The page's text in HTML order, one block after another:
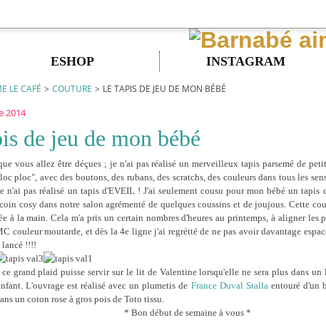
ESHOP INSTAGRAM
LE CAFÉ > COUTURE > LE TAPIS DE JEU DE MON BÉBÉ
2014
de jeu de mon bébé
vous allez être déçues ; je n'ai pas réalisé un merveilleux tapis parsemé de
ploc", avec des boutons, des rubans, des scratchs, des couleurs dans tous les
n'ai pas réalisé un tapis d'EVEIL ! J'ai seulement cousu pour mon bébé un
cosy dans notre salon agrémenté de quelques coussins et de joujous. Cette
à la main. Cela m'a pris un certain nombres d'heures au printemps, à aligner les
couleur moutarde, et dès la 4e ligne j'ai regrétté de ne pas avoir davantage
lancé !!!!
grand plaid puisse servir sur le lit de Valentine lorsqu'elle ne sera plus dans un
L'ouvrage est réalisé avec un plumetis de France Duval Stallaentouré d'un
un coton rose à gros pois de Toto tissu.
* Bon début de semaine à vous *